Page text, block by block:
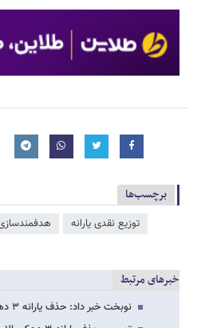
برچسب‌ها
توزیع نقدی یارانه هدفمندسازی
خبرهای مرتبط
نوبخت خبر داد: حذف یارانه ۳ دهک طبق‌ زمان‌بندی قانون/ قیمت نفت در لایحه بودجه ۹۵…